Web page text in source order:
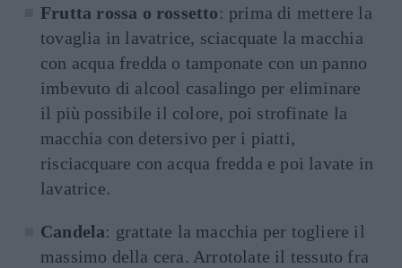
Frutta rossa o rossetto: prima di mettere la
tovaglia in lavatrice, sciacquate la macchia
con acqua fredda o tamponate con un panno
imbevuto di alcool casalingo per eliminare
il più possibile il colore, poi strofinate la
macchia con detersivo per i piatti,
risciacquare con acqua fredda e poi lavate in
lavatrice.
Candela: grattate la macchia per togliere il
massimo della cera. Arrotolate il tessuto fra